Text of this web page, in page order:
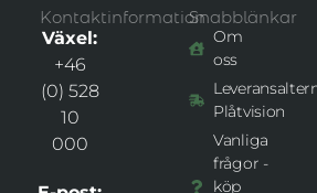
Kontaktinformation
Växel:
+46
(0) 528
10
000
Snabblänkar
Om
oss
Plåtvision
Vanliga
frågor -
köp